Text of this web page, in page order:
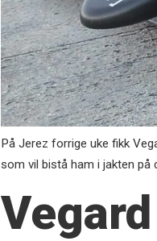
På Jerez forrige uke fikk
som vil bistå ham i jakten på